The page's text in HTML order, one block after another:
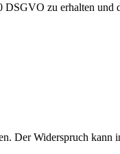
DSGVO zu erhalten
Der Widerspruch kann